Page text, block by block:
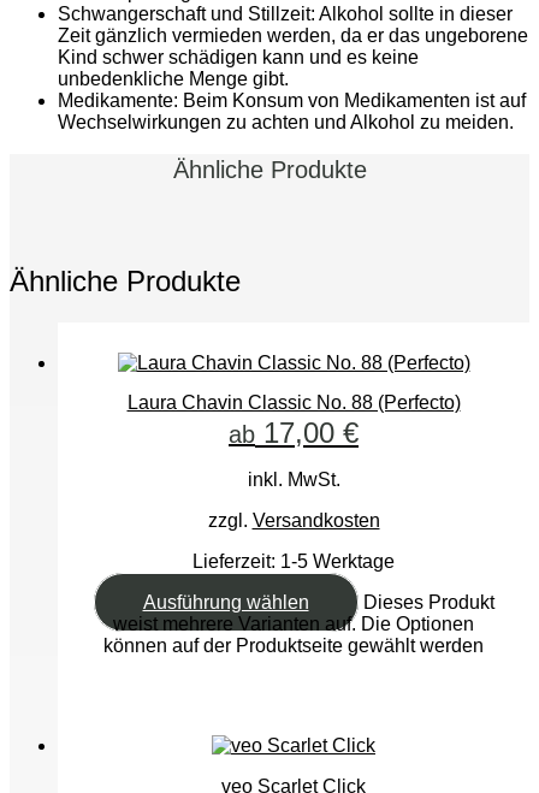
Schwangerschaft und Stillzeit: Alkohol sollte in dieser
Zeit gänzlich vermieden werden, da er das ungeborene
Kind schwer schädigen kann und es keine
unbedenkliche Menge gibt.
Medikamente: Beim Konsum von Medikamenten ist auf
Wechselwirkungen zu achten und Alkohol zu meiden.
Ähnliche Produkte
Ähnliche Produkte
Laura Chavin Classic No. 88 (Perfecto)
ab 17,00 €
inkl. MwSt.
zzgl. Versandkosten
Lieferzeit: 1-5 Werktage
Ausführung wählen
Dieses Produkt
weist mehrere Varianten auf. Die Optionen
können auf der Produktseite gewählt werden
veo Scarlet Click